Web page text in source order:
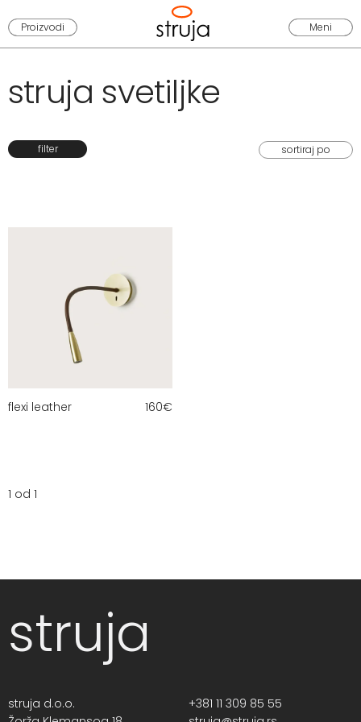
Proizvodi Meni
struja svetiljke
filter
flexi leather 160€
1 od 1
struja
struja d.o.o.
+381 11 309 85 55